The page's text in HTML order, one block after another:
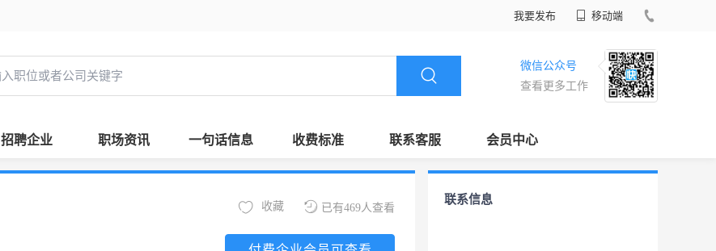
我要发布 移动端
微信公众号
查看更多工作
招聘企业 职场资讯 一句话信息 收费标准 联系客服 会员中心
已有469人查看
收藏
联系信息